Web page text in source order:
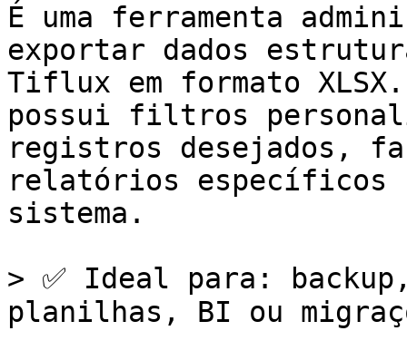
É uma ferramenta
exportar dados
Tiflux em formato
possui filtros
registros desejados,
relatórios específicos
sistema.
> ✅ Ideal para:
planilhas, BI ou